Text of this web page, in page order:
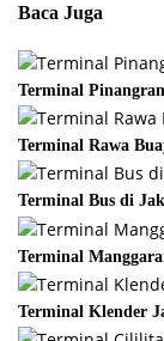
Baca Juga
Terminal
Terminal Rawa
Terminal Bus di
Terminal
Terminal Klender